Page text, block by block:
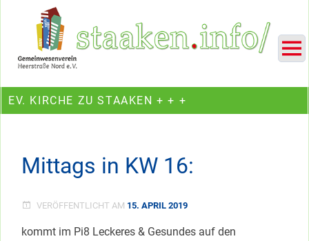
Ein Projekt des Gemeinwesenvereins Heerstraße Nord
EV. KIRCHE ZU STAAKEN + + +
Mittags in KW 16:
VERÖFFENTLICHT AM 15. APRIL 2019
kommt im Pi8 Leckeres & Gesundes auf den